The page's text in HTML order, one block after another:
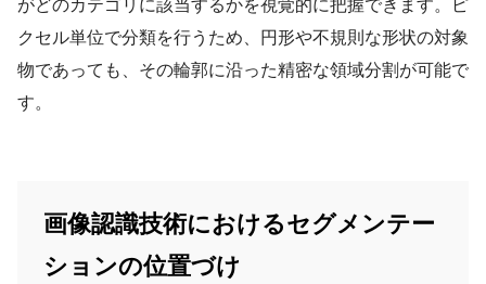
がどのカテゴリに該当するかを視覚的に把握できます。ピ
クセル単位で分類を行うため、円形や不規則な形状の対象
物であっても、その輪郭に沿った精密な領域分割が可能で
す。
画像認識技術におけるセグメンテー
ションの位置づけ